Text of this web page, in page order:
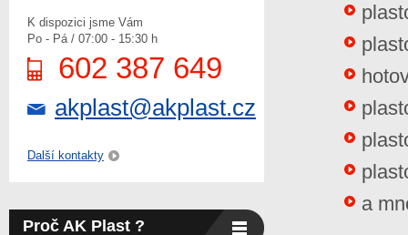
a
K dispozici jsme Vám
Po - Pá / 07:00 - 15:30 h
602 387 649
akplast@akplast.cz
Další kontakty
Proč AK Plast ?